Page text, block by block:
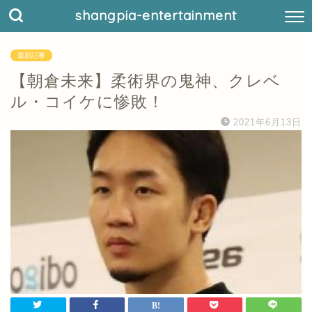
shangpia-entertainment
最新記事
【朝倉未来】柔術界の鬼神、クレベ
ル・コイケに惨敗！
2021年6月13日